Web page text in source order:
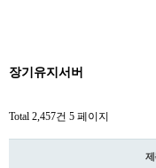
장기유지서버
Total 2,457건 5 페이지
제